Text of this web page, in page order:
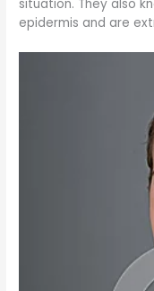
situation. They also
epidermis and are